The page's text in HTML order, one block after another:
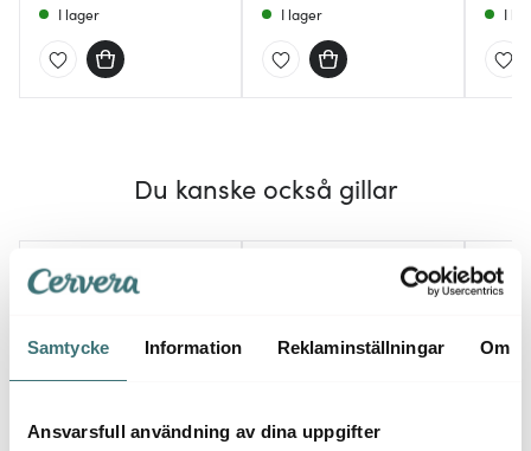
Samtycke Information Reklaminställningar Om
Ansvarsfull användning av dina uppgifter
I lager I lager I
Du kanske också gillar
30%